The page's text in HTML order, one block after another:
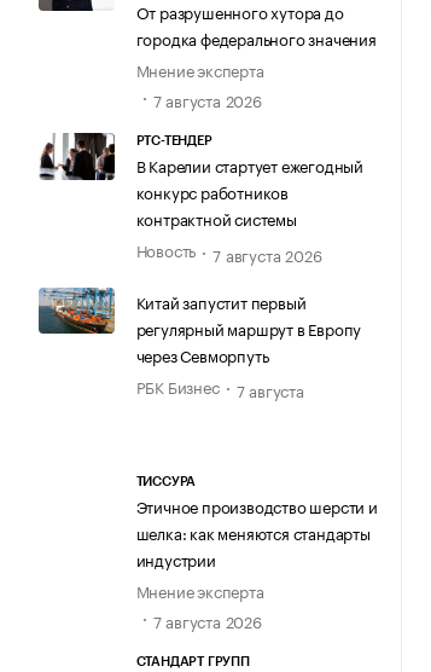
От разрушенного хутора до
городка федерального значения
Мнение эксперта
7 августа 2026
РТС-ТЕНДЕР
В Карелии стартует ежегодный
конкурс работников
контрактной системы
Новость
7 августа 2026
Китай запустит первый
регулярный маршрут в Европу
через Севморпуть
РБК Бизнес
7 августа
ТИССУРА
Этичное производство шерсти и
шелка: как меняются стандарты
индустрии
Мнение эксперта
7 августа 2026
СТАНДАРТ ГРУПП